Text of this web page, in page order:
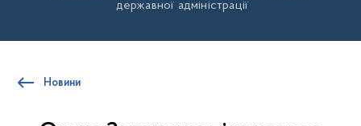
державної адміністрації
Новини